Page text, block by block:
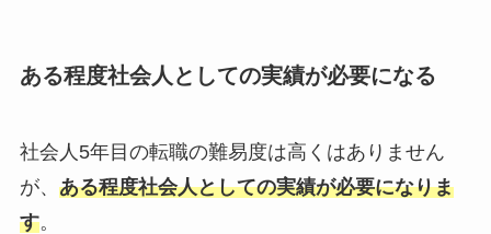
ある程度社会人としての実績が必要になる
社会人5年目の転職の難易度は高くはありません
が、 ある程度社会人としての実績が必要になりま
す。